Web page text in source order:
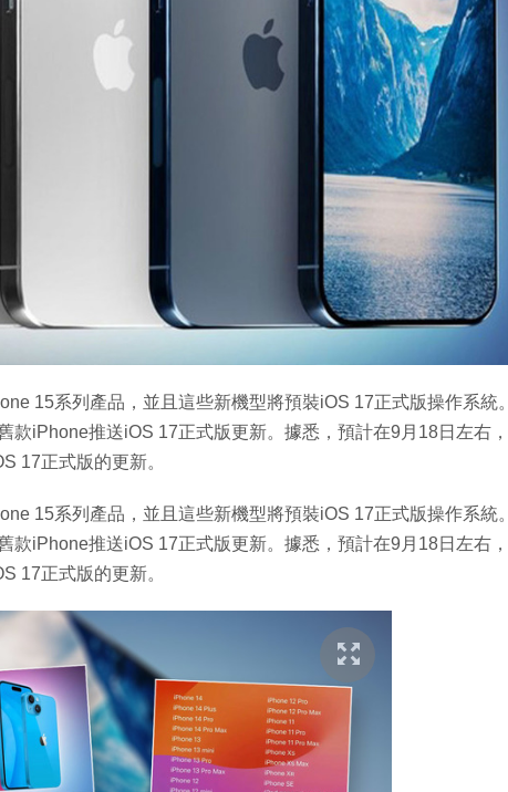
15系列產品，並且這些新機型將預裝iOS 17正式版操作系統。
款iPhone推送iOS 17正式版更新。據悉，預計在9月18日左右，
17正式版的更新。
15系列產品，並且這些新機型將預裝iOS 17正式版操作系統。
款iPhone推送iOS 17正式版更新。據悉，預計在9月18日左右，
17正式版的更新。